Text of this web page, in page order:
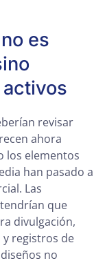
es
revisar
ahora
los elementos
han pasado a
Las
que
divulgación,
registros de
no